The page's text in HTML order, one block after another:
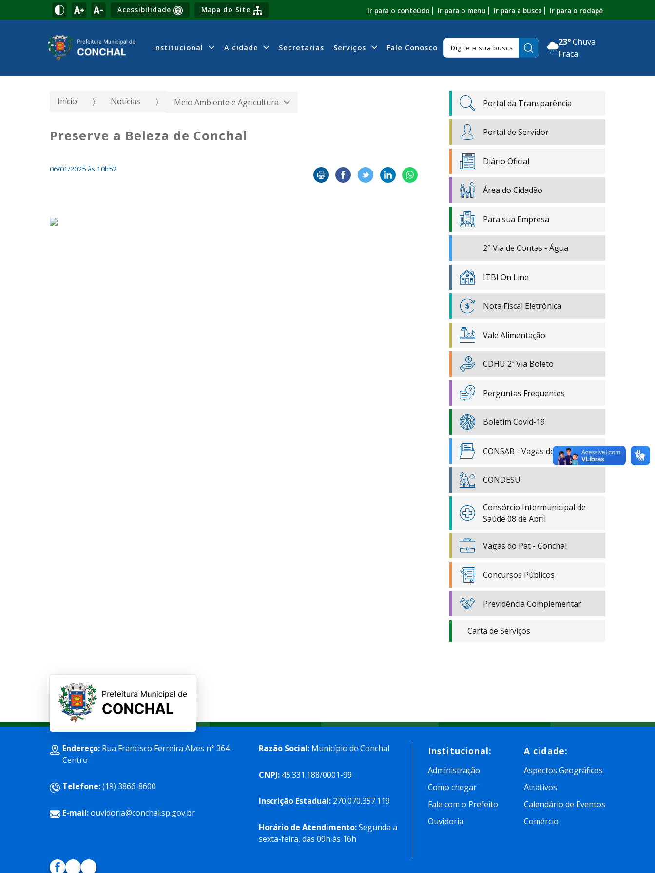
Acessibilidade Mapa do Site Ir para o conteúdo Ir para o menu Ir para a busca Ir para o rodapé
Institucional A cidade Secretarias Serviços Fale Conosco Pesquisar:
23° Chuva
Fraca
Início Notícias Meio Ambiente e Agricultura
Preserve a Beleza de Conchal
06/01/2025 às 10h52
Portal da Transparência
Portal de Servidor
Diário Oficial
Área do Cidadão
Para sua Empresa
2° Via de Contas - Água
ITBI On Line
Nota Fiscal Eletrônica
Vale Alimentação
CDHU 2º Via Boleto
Perguntas Frequentes
Boletim Covid-19
CONSAB - Vagas de Emprego
CONDESU
Consórcio Intermunicipal de
Saúde 08 de Abril
Vagas do Pat - Conchal
Concursos Públicos
Previdência Complementar
Carta de Serviços
Endereço:Rua Francisco Ferreira Alves n° 364 -
Centro
Telefone:(19) 3866-8600
E-mail:ouvidoria@conchal.sp.gov.br
Razão Social: Município de Conchal
CNPJ: 45.331.188/0001-99
Inscrição Estadual: 270.070.357.119
Horário de Atendimento:Segunda a
sexta-feira, das 09h às 16h
Institucional:
Administração
Como chegar
Fale com o Prefeito
Ouvidoria
A cidade:
Aspectos Geográficos
Atrativos
Calendário de Eventos
Comércio